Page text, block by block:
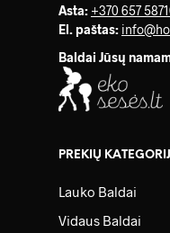
Asta: +370 657
El. paštas:
Baldai Jūsų
PREKIŲ
Lauko Baldai
Vidaus Baldai